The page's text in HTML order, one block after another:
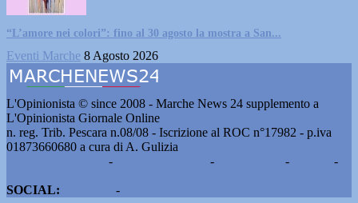
“L’amore nei colori”: fino al 30 agosto la mostra a San...
Eventi Marche 8 Agosto 2026
L'Opinionista © since 2008 - Marche News 24 supplemento a
L'Opinionista Giornale Online
n. reg. Trib. Pescara n.08/08 - Iscrizione al ROC n°17982 - p.iva
01873660680 a cura di A. Gulizia
- - -
-
SOCIAL:
-